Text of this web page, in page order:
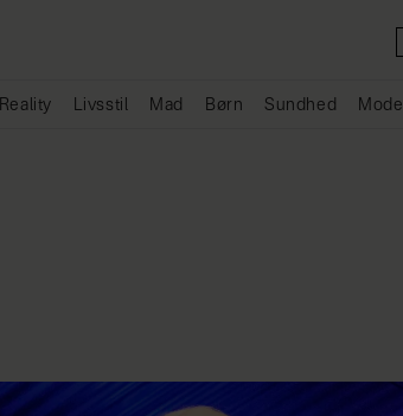
Reality Livsstil Mad Børn Sundhed Mode